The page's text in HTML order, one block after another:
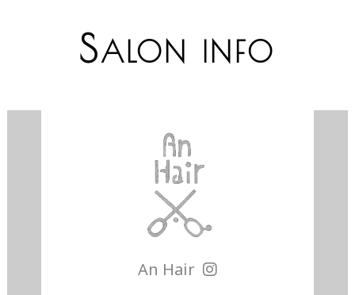
SALON INFO
An Hair